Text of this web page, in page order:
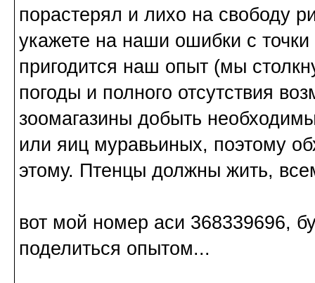
порастерял и лихо на свободу
укажете на наши ошибки с
пригодится наш опыт (мы
погоды и полного отсутствия
зоомагазины добыть
или яиц муравьиных, поэтому
этому. Птенцы должны жить,
вот мой номер аси 368339696,
поделиться опытом...